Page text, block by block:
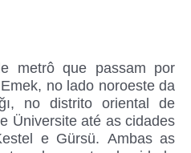
metrô que passam por
no lado noroeste da
no distrito oriental de
Üniversite até as cidades
e Gürsü. Ambas as